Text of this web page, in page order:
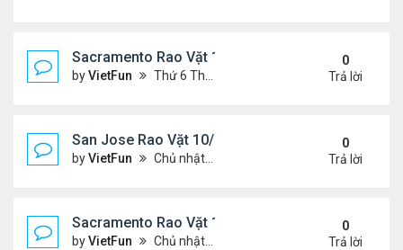
Sacramento Rao Vặt 11/5/21 - 11/12/21
byVietFun Thứ 6 Tháng 11 05, 2021 11:30 am
0
Trả lời
San Jose Rao Vặt 10/29/21 - 11/5/21
byVietFun Chủ nhật Tháng 10 31, 2021 12:19 pm
0
Trả lời
Sacramento Rao Vặt 10/29/21 - 11/5/21
byVietFun Chủ nhật Tháng 10 31, 2021 11:59 am
0
Trả lời